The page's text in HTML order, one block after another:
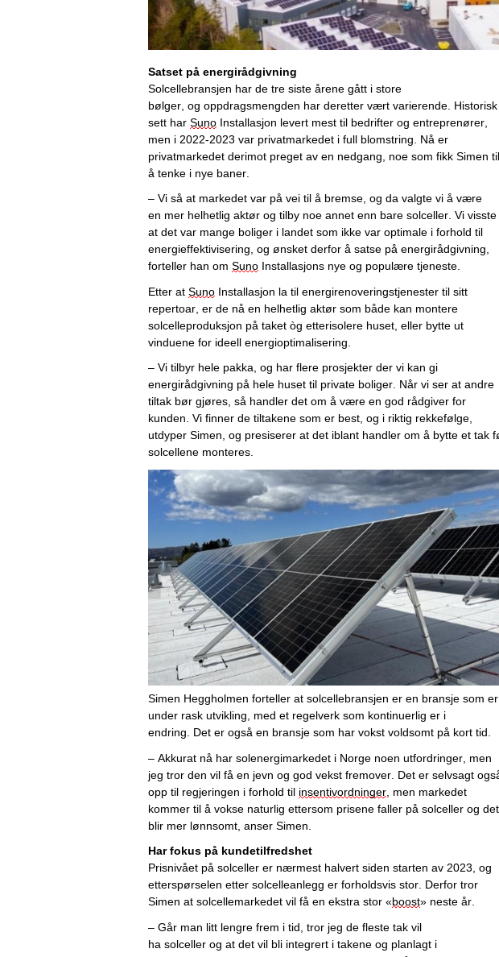
Satset på energirådgivning
Solcellebransjen har de tre siste årene gått i store
bølger og oppdragsmengden har deretter vært varierende Historisk
sett har Suno Installasjon levert mest til bedrifter og entreprenører,
men i 2022-2023 var privatmarkedet i full blomstring. Nå er
privatmarkedet derimot preget av en nedgang, noe som fikk Simen til
å tenke i nye baner.
– Vi så at markedet var på vei til å bremse og da valgte vi å være
en mer helhetlig aktør og tilby noe annet enn bare solceller. Vi visste
at det var mange boliger i landet som ikke var optimale i forhold til
energieffektivisering, og ønsket derfor å satse på energirådgivning
forteller han om Suno Installasjons nye og populære tjeneste.
Etter at Suno Installasjon la til energirenoveringstjenester til sitt
repertoar, er de nå en helhetlig aktør som både kan montere
solcelleproduksjon på taket òg etterisolere huset eller bytte ut
vinduene for ideell energioptimalisering.
– Vi tilbyr hele pakka, og har flere prosjekter der vi kan gi
energirådgivning på hele huset til private boliger. Når vi ser at andre
tiltak bør gjøres, så handler det om å være en god rådgiver for
kunden. Vi finner de tiltakene som er best, og i riktig rekkefølge,
utdyper Simen, og presiserer at det iblant handler om å bytte et tak
solcellene monteres.
Simen Heggholmen forteller at solcellebransjen er en bransje som er
under rask utvikling
med et regelverk som kontinuerlig er i
endring. Det er også en bransje som har vokst voldsomt på kort tid.
– Akkurat nå har solenergimarkedet i Norge noen utfordringer men
jeg tror den vil få en jevn og god vekst fremover. Det er selvsagt
opp til regjeringen i forhold til insentivordninger , men markedet
kommer til å vokse naturlig ettersom prisene faller på solceller og det
blir mer lønnsomt anser Simen.
Har fokus på kundetilfredshet
Prisnivået på solceller er nærmest halvert siden starten av 2023, og
etterspørselen etter solcelleanlegg er forholdsvis stor. Derfor tror
Simen at solcellemarkedet vil få en ekstra stor «boost» neste år.
– Går man litt lengre frem i tid tror jeg de fleste tak vil
ha solceller og at det vil bli integrert i takene og planlagt i